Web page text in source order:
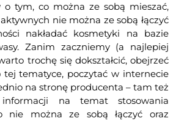
o tym, co można ze sobą mieszać,
nie można ze sobą łączyć
nakładać kosmetyki na bazie
Zanim zaczniemy (a najlepiej
trochę się dokształcić, obejrzeć
tematyce, poczytać w internecie
na stronę producenta – tam też
na temat stosowania
nie można ze sobą łączyć oraz